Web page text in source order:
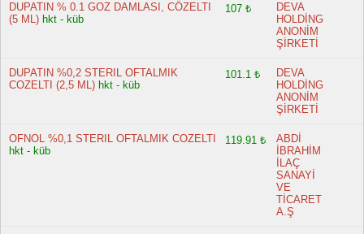
DUPATIN % 0.1 GOZ DAMLASI, CÖZELTI
(5 ML) hkt - küb
107 ₺
DEVA
HOLDİNG
ANONİM
ŞİRKETİ
DUPATIN %0,2 STERIL OFTALMIK
COZELTI (2,5 ML) hkt - küb
101.1 ₺
DEVA
HOLDİNG
ANONİM
ŞİRKETİ
OFNOL %0,1 STERIL OFTALMIK COZELTI
hkt - küb
119.91 ₺
ABDİ
İBRAHİM
İLAÇ
SANAYİ
VE
TİCARET
A.Ş